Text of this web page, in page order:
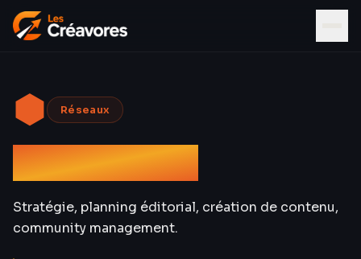
⬢ Réseaux
Social Media
Stratégie, planning éditorial, création de contenu,
community management.